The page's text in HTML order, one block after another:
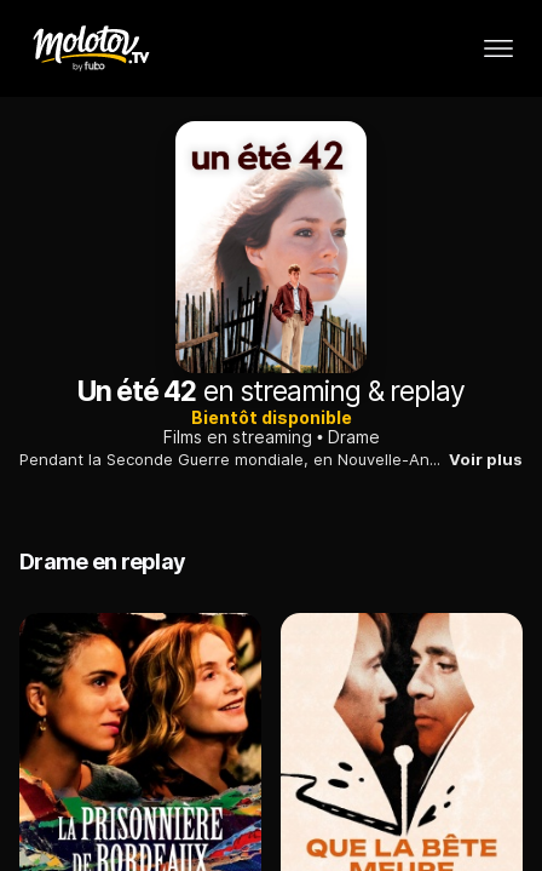
Un été 42 en streaming & replay
Bientôt disponible
Films en streaming
Drame
Pendant la Seconde Guerre mondiale, en Nouvelle-Angleterre, un adolescent vit ses premiers émois amoureux grâce à une jolie femme dont le mari est au front... Voir plus
Drame en replay